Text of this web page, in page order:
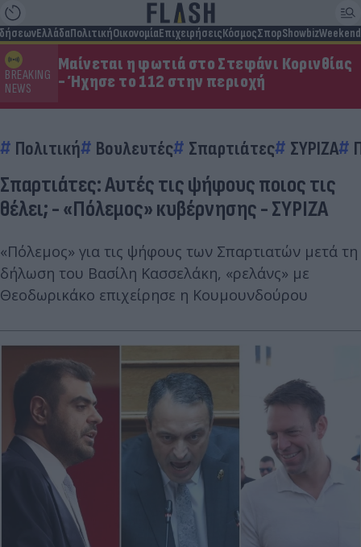
ΕλλάδαΠολιτικήΟικονομίαΕπιχειρήσειςΚόσμοςΣπορShowbizWeekend
BREAKING
NEWS
Μαίνεται η φωτιά στο Στεφάνι Κορινθίας
- Ήχησε το 112 στην περιοχή
Πολιτική Βουλευτές Σπαρτιάτες ΣΥΡΙΖΑ
Σπαρτιάτες: Αυτές τις ψήφους ποιος τις
θέλει; - «Πόλεμος» κυβέρνησης - ΣΥΡΙΖΑ
«Πόλεμος» για τις ψήφους των Σπαρτιατών μετά τη
δήλωση του Βασίλη Κασσελάκη, «ρελάνς» με
Θεοδωρικάκο επιχείρησε η Κουμουνδούρου